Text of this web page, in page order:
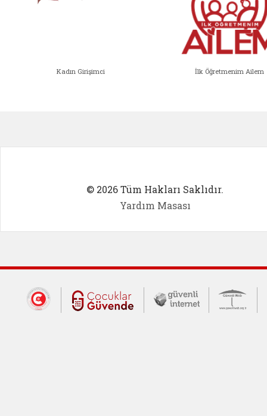
Kadın Girişimci İlk Öğretmenim Ailem
© 2026 Tüm Hakları Saklıdır.
Yardım Masası
Dış Bağlantılar
Cumhurbaşkanlığı İletişim Merkezi
Çocuklar Güvende (yeni
Güvenli